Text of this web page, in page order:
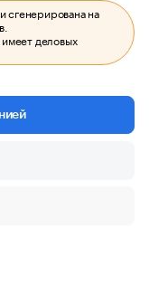
сгенерирована на
деловых